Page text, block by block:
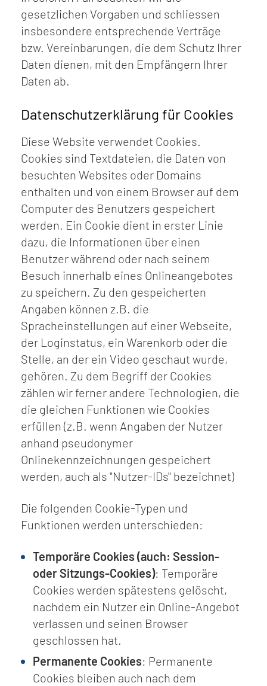
gesetzlichen Vorgaben und schliessen
insbesondere entsprechende Verträge
bzw. Vereinbarungen, die dem Schutz Ihrer
Daten dienen, mit den Empfängern Ihrer
Daten ab.
Datenschutzerklärung für Cookies
Diese Website verwendet Cookies.
Cookies sind Textdateien, die Daten von
besuchten Websites oder Domains
enthalten und von einem Browser auf dem
Computer des Benutzers gespeichert
werden. Ein Cookie dient in erster Linie
dazu, die Informationen über einen
Benutzer während oder nach seinem
Besuch innerhalb eines Onlineangebotes
zu speichern. Zu den gespeicherten
Angaben können z.B. die
Spracheinstellungen auf einer Webseite,
der Loginstatus, ein Warenkorb oder die
Stelle, an der ein Video geschaut wurde,
gehören. Zu dem Begriff der Cookies
zählen wir ferner andere Technologien, die
die gleichen Funktionen wie Cookies
erfüllen (z.B. wenn Angaben der Nutzer
anhand pseudonymer
Onlinekennzeichnungen gespeichert
werden, auch als "Nutzer-IDs" bezeichnet)
Die folgenden Cookie-Typen und
Funktionen werden unterschieden:
Temporäre Cookies (auch: Session-
oder Sitzungs-Cookies): Temporäre
Cookies werden spätestens gelöscht,
nachdem ein Nutzer ein Online-Angebot
verlassen und seinen Browser
geschlossen hat.
Permanente Cookies: Permanente
Cookies bleiben auch nach dem